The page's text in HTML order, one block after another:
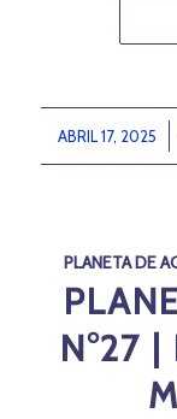
ABRIL 17, 2025
/
PLANETA DE
N°27 |